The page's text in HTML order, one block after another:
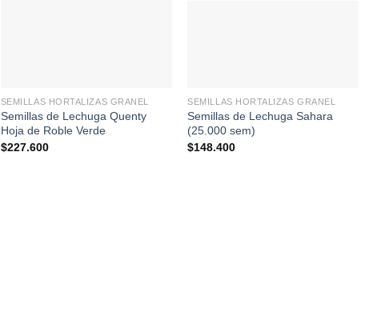
SEMILLAS HORTALIZAS GRANEL
Semillas de Lechuga Quenty
Hoja de Roble Verde
$227.600
SEMILLAS HORTALIZAS GRANEL
Semillas de Lechuga Sahara
(25.000 sem)
$148.400